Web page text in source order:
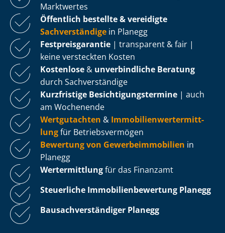
Marktwertes
Öffentlich bestellte & vereidigte
Sachverständige in Planegg
Fest­preis­ga­ran­tie | transparent & fair |
keine versteckten Kosten
Kostenlose & unverbindliche Beratung
durch Sachverständige
Kurzfristige Be­sich­ti­gungs­ter­mi­ne | auch
am Wochenende
Wertgutachten & Im­mo­bi­li­en­wert­ermitt­
lungfür Be­triebs­ver­mö­gen
Bewertung von Ge­wer­be­im­mo­bi­li­en in
Planegg
Wertermittlungfür das Finanzamt
Steuerliche Im­mo­bi­li­en­be­wer­tung Planegg
Bau­sach­ver­stän­di­ger Planegg